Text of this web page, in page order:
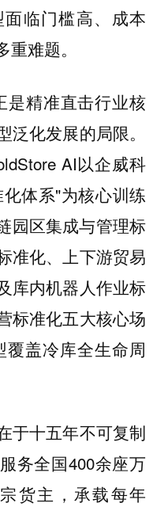
临门槛高、成本
难题。
是精准直击行业核
化发展的局限。
AI以企威科
体系"为核心训练
区集成与管理标
准化、上下游贸易
库内机器人作业标
标准化五大核心场
盖冷库全生命周
于十五年不可复制
务全国400余座万
货主，承载每年